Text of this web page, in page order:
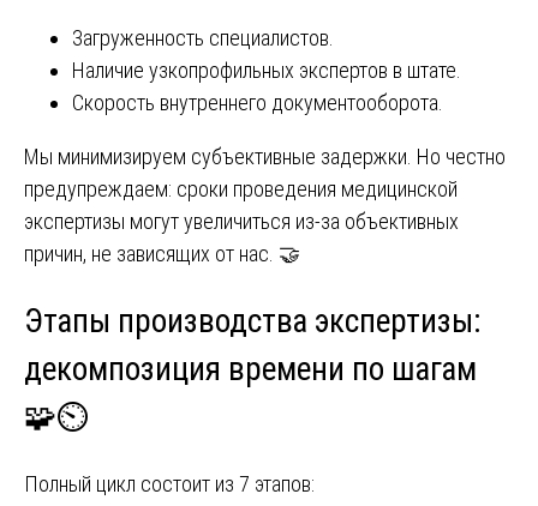
Загруженность специалистов.
Наличие узкопрофильных экспертов в штате.
Скорость внутреннего документооборота.
Мы минимизируем субъективные задержки. Но честно
предупреждаем: сроки проведения медицинской
экспертизы могут увеличиться из-за объективных
причин, не зависящих от нас. 🤝
Этапы производства экспертизы:
декомпозиция времени по шагам
🧩⏲️
Полный цикл состоит из 7 этапов: